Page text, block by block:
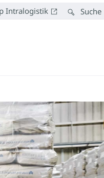
Suche
Intralogistik